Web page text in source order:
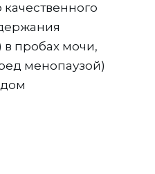
пробах мочи,
менопаузой)